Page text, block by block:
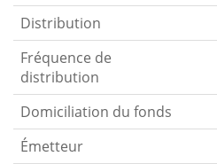
Distribution
Fréquence de
distribution
Domiciliation du fonds
Émetteur